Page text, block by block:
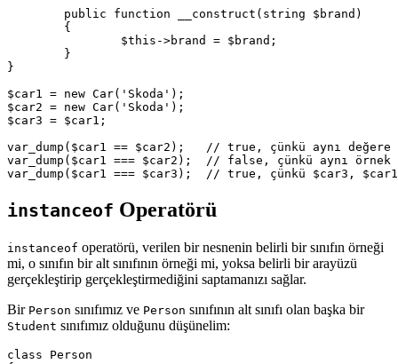
}
$car1 = new Car('Skoda');
$car2 = new Car('Skoda');
$car3 = $car1;
var_dump($car1 == $car2);   // true, çünkü aynı
var_dump($car1 === $car2);  // false, çünkü aynı
instanceof Operatörü
instanceof operatörü, verilen bir nesnenin belirli bir sınıfın örneği
mi, o sınıfın bir alt sınıfının örneği mi, yoksa belirli bir arayüzü
gerçekleştirip gerçekleştirmediğini saptamanızı sağlar.
Bir Person sınıfımız ve Person sınıfının alt sınıfı olan başka bir
Student sınıfımız olduğunu düşünelim:
class Person